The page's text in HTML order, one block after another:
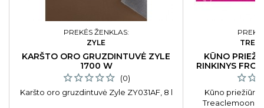
PREKĖS ŽENKLAS:
ZYLE
KARŠTO ORO GRUZDINTUVĖ ZYLE
1700 W
(0)
Karšto oro gruzdintuvė Zyle ZY031AF, 8 l
KŪNO
RINKINYS
Kūno
Treaclemoon